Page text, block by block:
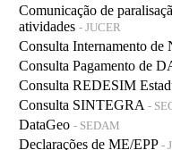
Comunicação de
atividades - JUCER
Consulta Internamento de
Consulta Pagamento de
Consulta REDESIM
Consulta SINTEGRA -
DataGeo - SEDAM
Declarações de ME/EPP -